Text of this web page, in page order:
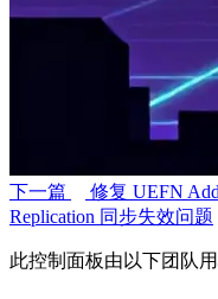
下一篇
修复 UEFN
Replication 同步失效问题
此控制面板由以下团队